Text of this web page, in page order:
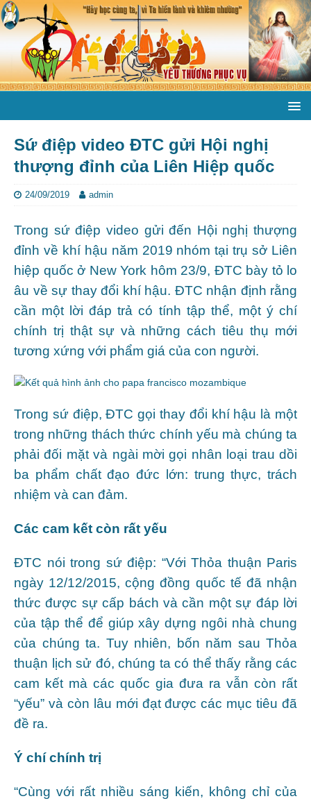
Sứ điệp video ĐTC gửi Hội nghị
thượng đỉnh của Liên Hiệp quốc
24/09/2019 admin
Trong sứ điệp video gửi đến Hội nghị thượng
đỉnh về khí hậu năm 2019 nhóm tại trụ sở Liên
hiệp quốc ở New York hôm 23/9, ĐTC bày tỏ lo
âu về sự thay đổi khí hậu. ĐTC nhận định rằng
cần một lời đáp trả có tính tập thể, một ý chí
chính trị thật sự và những cách tiêu thụ mới
tương xứng với phẩm giá của con người.
Trong sứ điệp, ĐTC gọi thay đổi khí hậu là một
trong những thách thức chính yếu mà chúng ta
phải đối mặt và ngài mời gọi nhân loại trau dồi
ba phẩm chất đạo đức lớn: trung thực, trách
nhiệm và can đảm.
Các cam kết còn rất yếu
ĐTC nói trong sứ điệp: “Với Thỏa thuận Paris
ngày 12/12/2015, cộng đồng quốc tế đã nhận
thức được sự cấp bách và cần một sự đáp lời
của tập thể để giúp xây dựng ngôi nhà chung
của chúng ta. Tuy nhiên, bốn năm sau Thỏa
thuận lịch sử đó, chúng ta có thể thấy rằng các
cam kết mà các quốc gia đưa ra vẫn còn rất
“yếu” và còn lâu mới đạt được các mục tiêu đã
đề ra.
Ý chí chính trị
“Cùng với rất nhiều sáng kiến, không chỉ của